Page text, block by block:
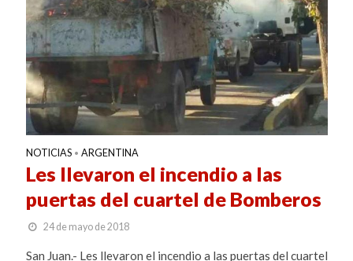
NOTICIAS • ARGENTINA
Les llevaron el incendio a las
puertas del cuartel de Bomberos
24 de mayo de 2018
San Juan.- Les llevaron el incendio a las puertas del cuartel